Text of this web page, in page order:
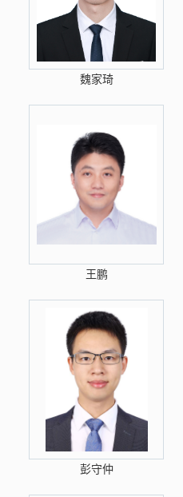
魏家琦
王鹏
彭守仲